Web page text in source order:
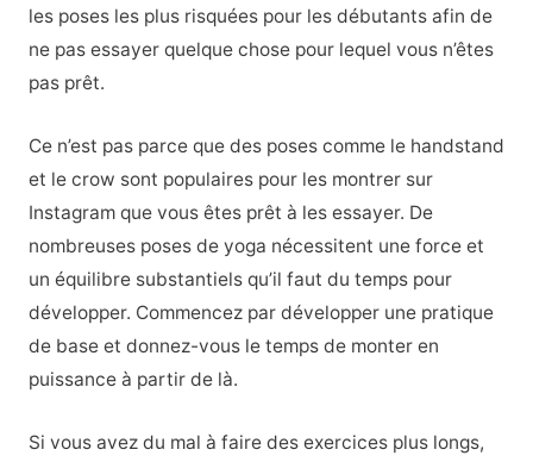
les poses les plus risquées pour les débutants afin de
ne pas essayer quelque chose pour lequel vous n’êtes
pas prêt.
Ce n’est pas parce que des poses comme le handstand
et le crow sont populaires pour les montrer sur
Instagram que vous êtes prêt à les essayer. De
nombreuses poses de yoga nécessitent une force et
un équilibre substantiels qu’il faut du temps pour
développer. Commencez par développer une pratique
de base et donnez-vous le temps de monter en
puissance à partir de là.
Si vous avez du mal à faire des exercices plus longs,